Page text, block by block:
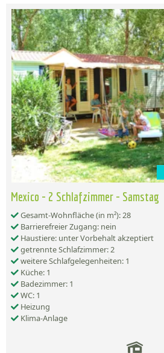
Mexico - 2 Schlafzimmer - Samstag
Gesamt-Wohnfläche (in m²): 28
Barrierefreier Zugang: nein
Haustiere: unter Vorbehalt akzeptiert
getrennte Schlafzimmer: 2
weitere Schlafgelegenheiten: 1
Küche: 1
Badezimmer: 1
WC: 1
Heizung
Klima-Anlage